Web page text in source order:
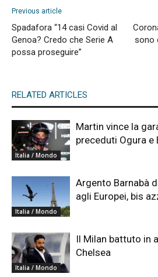
Previous article
Spadafora “14 casi Covid al
Genoa? Credo che Serie A
possa proseguire”
sono
RELATED ARTICLES
Italia / Mondo
Martin vince la
preceduti Ogura e
Italia / Mondo
Argento Barnabà
agli Europei, bis
Italia / Mondo
Il Milan battuto in
Chelsea